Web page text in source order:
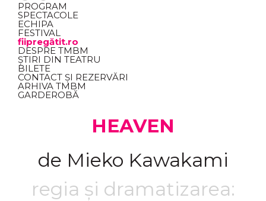
PROGRAM
SPECTACOLE
ECHIPA
FESTIVAL
fiipregătit.ro
DESPRE TMBM
ȘTIRI DIN TEATRU
BILETE
CONTACT ȘI REZERVĂRI
ARHIVA TMBM
GARDEROBĂ
HEAVEN
de Mieko Kawakami
regia și dramatizarea: